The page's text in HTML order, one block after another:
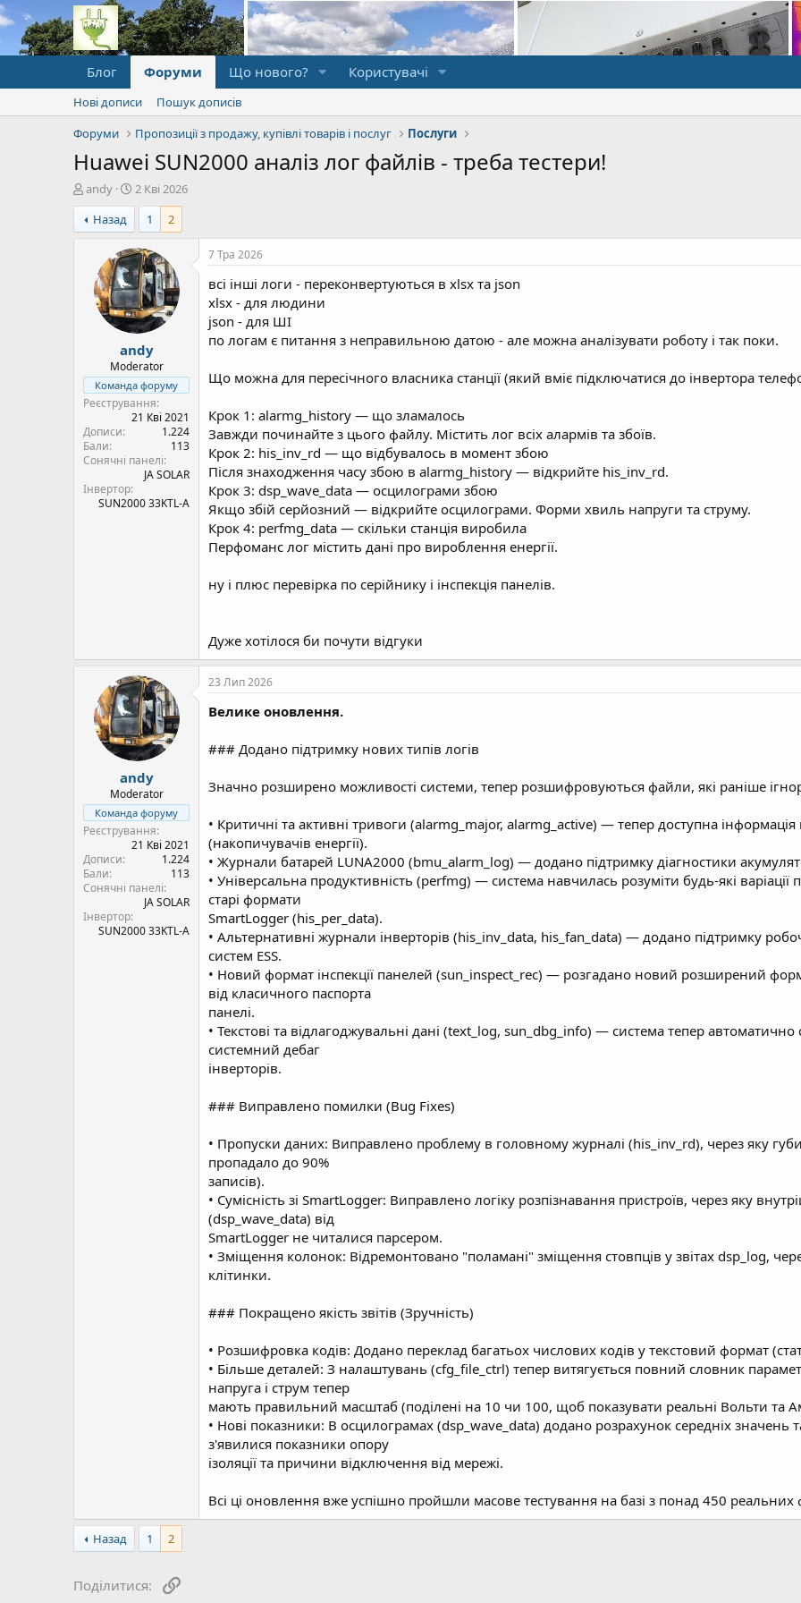
Блог Форуми Що нового? Користувачі
Нові дописи
Пошук дописів
Форуми
Пропозиції з продажу, купівлі товарів і послуг Послуги
Huawei SUN2000 аналіз лог файлів - треба тестери!
А
в
т
о
andy
Д
а
а
п
о
ч
а
т
к
у
2 Кві 2026
Назад
1 2
andy
Moderator
Команда форуму
Реєстрування
21 Кві 2021
Дописи
1.224
Бали
113
Сонячні панелі
JA SOLAR
Інвертор
SUN2000 33KTL-A
7 Тра 2026
всі інші логи - переконвертуються в xlsx та json
xlsx - для людини
json - для ШІ
по логам є питання з неправильною датою - але можна аналізувати роботу і так поки.
Що можна для пересічного власника станції (який вміє підключатися до інвертора
Крок 1: alarmg_history — що зламалось
Завжди починайте з цього файлу. Містить лог всіх алармів та збоїв.
Крок 2: his_inv_rd — що відбувалось в момент збою
Після знаходження часу збою в alarmg_history — відкрийте his_inv_rd.
Крок 3: dsp_wave_data — осцилограми збою
Якщо збій серйозний — відкрийте осцилограми. Форми хвиль напруги та струму.
Крок 4: perfmg_data — скільки станція виробила
Перфоманс лог містить дані про вироблення енергії.
ну і плюс перевірка по серійнику і інспекція панелів.
Дуже хотілося би почути відгуки
andy
Moderator
Команда форуму
Реєстрування
21 Кві 2021
Дописи
1.224
Бали
113
Сонячні панелі
JA SOLAR
Інвертор
SUN2000 33KTL-A
23 Лип 2026
Велике оновлення.
### Додано підтримку нових типів логів
Значно розширено можливості системи, тепер розшифровуються файли, які раніше
• Критичні та активні тривоги (alarmg_major, alarmg_active) — тепер доступна інформація
(накопичувачів енергії).
• Журнали батарей LUNA2000 (bmu_alarm_log) — додано підтримку діагностики
• Універсальна продуктивність (perfmg) — система навчилась розуміти будь-які
старі формати
SmartLogger (his_per_data).
• Альтернативні журнали інверторів (his_inv_data, his_fan_data) — додано підтримку
систем ESS.
• Новий формат інспекції панелей (sun_inspect_rec) — розгадано новий розширений
від класичного паспорта
панелі.
• Текстові та відлагоджувальні дані (text_log, sun_dbg_info) — система тепер
системний дебаг
інверторів.
### Виправлено помилки (Bug Fixes)
• Пропуски даних: Виправлено проблему в головному журналі (his_inv_rd), через яку
пропадало до 90%
записів).
• Сумісність зі SmartLogger: Виправлено логіку розпізнавання пристроїв, через яку
(dsp_wave_data) від
SmartLogger не читалися парсером.
• Зміщення колонок: Відремонтовано "поламані" зміщення стовпців у звітах dsp_log,
клітинки.
### Покращено якість звітів (Зручність)
• Розшифровка кодів: Додано переклад багатьох числових кодів у текстовий формат
• Більше деталей: З налаштувань (cfg_file_ctrl) тепер витягується повний словник
напруга і струм тепер
мають правильний масштаб (поділені на 10 чи 100, щоб показувати реальні Вольти та
• Нові показники: В осцилограмах (dsp_wave_data) додано розрахунок середніх значень
з'явилися показники опору
ізоляції та причини відключення від мережі.
Всі ці оновлення вже успішно пройшли масове тестування на базі з понад 450 реальних
Назад 1 2
Поділитися: